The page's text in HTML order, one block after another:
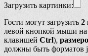
Загрузить картинки:
Гости могут загрузить 2
левой кнопкой мыши на
клавишей Ctrl),
должны быть форматов